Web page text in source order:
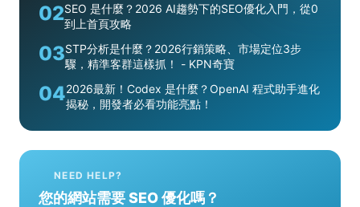
02SEO 是什麼？2026 AI趨勢下的SEO優化入門，從0
到上首頁攻略
03STP分析是什麼？2026行銷策略、市場定位3步
驟，精準客群這樣抓！ - KPN奇寶
042026最新！Codex 是什麼？OpenAI 程式助手進化
揭秘，開發者必看功能亮點！
NEED HELP?
您的網站需要 SEO 優化嗎？